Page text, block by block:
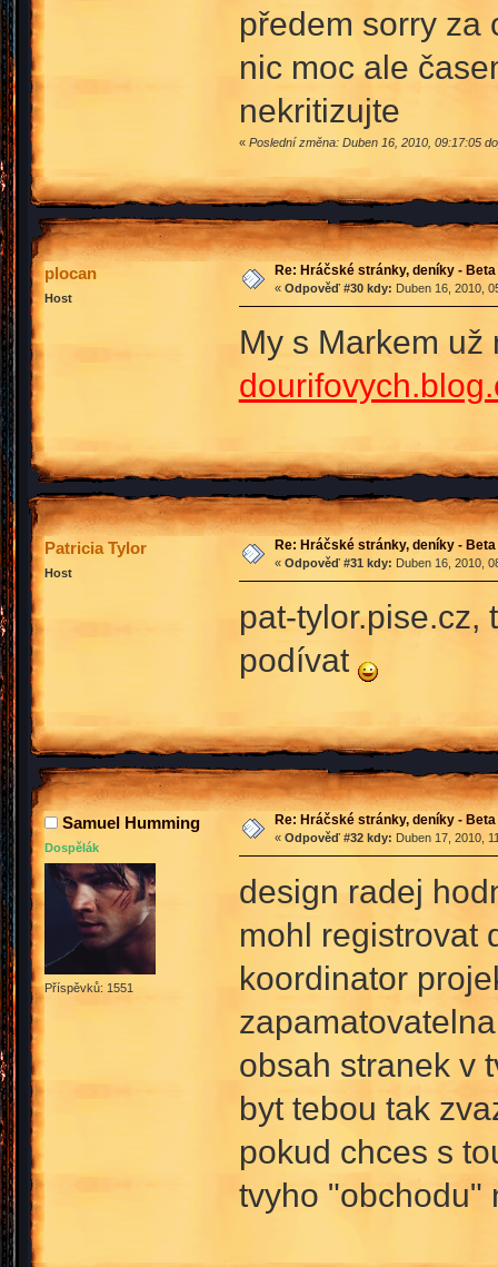
předem sorry za
nic moc ale
nekritizujte
« Poslední změna: Duben 16, 2010, 09:17:05
plocan
Host
Re: Hráčské stránky, deníky - Beta
« Odpověď #30 kdy: Duben 16, 2010,
My s Markem
Patricia Tylor
Host
Re: Hráčské stránky, deníky - Beta
« Odpověď #31 kdy: Duben 16, 2010,
pat-tylor.pise.cz,
podívat
Samuel Humming
Dospělák
Příspěvků: 1551
Re: Hráčské stránky, deníky - Beta
« Odpověď #32 kdy: Duben 17, 2010,
design radej
mohl registrovat
koordinator
obsah stranek v
byt tebou tak
pokud chces s
tvyho "obchodu"